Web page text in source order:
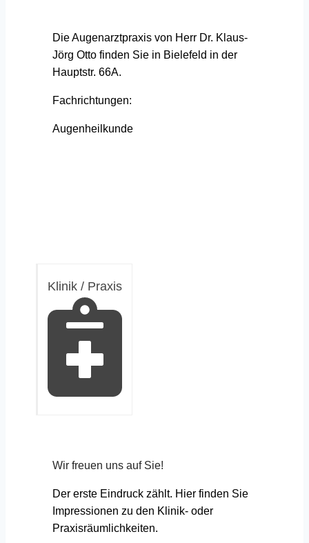
Die Augenarztpraxis von Herr Dr. Klaus-
Jörg Otto finden Sie in Bielefeld in der
Hauptstr. 66A.
Fachrichtungen:
Augenheilkunde
Klinik / Praxis
Wir freuen uns auf Sie!
Der erste Eindruck zählt. Hier finden Sie
Impressionen zu den Klinik- oder
Praxisräumlichkeiten.